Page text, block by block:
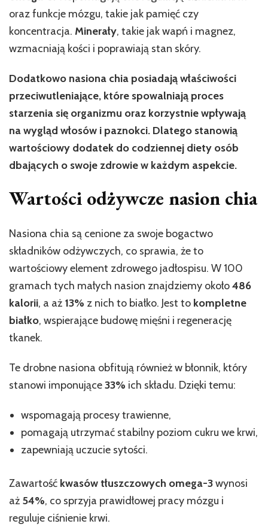
oraz funkcje mózgu, takie jak pamięć czy
koncentracja. Minerały, takie jak wapń i magnez,
wzmacniają kości i poprawiają stan skóry.
Dodatkowo nasiona chia posiadają właściwości
przeciwutleniające, które spowalniają proces
starzenia się organizmu oraz korzystnie wpływają
na wygląd włosów i paznokci. Dlatego stanowią
wartościowy dodatek do codziennej diety osób
dbających o swoje zdrowie w każdym aspekcie.
Wartości odżywcze nasion chia
Nasiona chia są cenione za swoje bogactwo
składników odżywczych, co sprawia, że to
wartościowy element zdrowego jadłospisu. W 100
gramach tych małych nasion znajdziemy około486
kalorii, a aż 13% z nich to białko. Jest to kompletne
białko, wspierające budowę mięśni i regenerację
tkanek.
Te drobne nasiona obfitują również w błonnik, który
stanowi imponujące33% ich składu. Dzięki temu:
wspomagają procesy trawienne,
pomagają utrzymać stabilny poziom cukru we krwi,
zapewniają uczucie sytości.
Zawartość kwasów tłuszczowych omega-3wynosi
aż 54%, co sprzyja prawidłowej pracy mózgu i
reguluje ciśnienie krwi.